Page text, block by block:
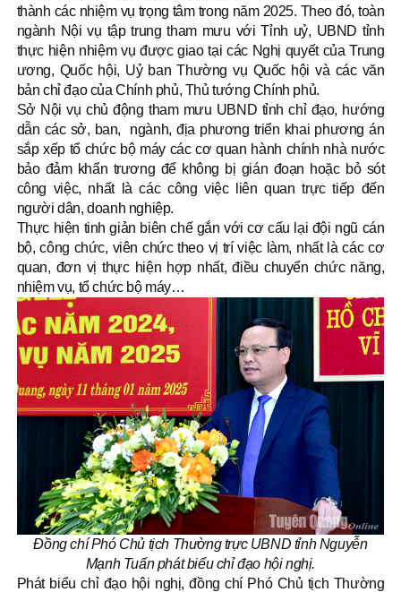
thành các nhiệm vụ trọng tâm trong năm 2025. Theo đó, toàn
ngành Nội vụ tập trung tham mưu với Tỉnh uỷ, UBND tỉnh
thực hiện nhiệm vụ được giao tại các Nghị quyết của Trung
ương, Quốc hội, Uỷ ban Thường vụ Quốc hội và các văn
bản chỉ đạo của Chính phủ, Thủ tướng Chính phủ.
Sở Nội vụ chủ động tham mưu UBND tỉnh chỉ đạo, hướng
dẫn các sở, ban, ngành, địa phương triển khai phương án
sắp xếp tổ chức bộ máy các cơ quan hành chính nhà nước
bảo đảm khẩn trương để không bị gián đoạn hoặc bỏ sót
công việc, nhất là các công việc liên quan trực tiếp đến
người dân, doanh nghiệp.
Thực hiện tinh giản biên chế gắn với cơ cấu lại đội ngũ cán
bộ, công chức, viên chức theo vị trí việc làm, nhất là các cơ
quan, đơn vị thực hiện hợp nhất, điều chuyển chức năng,
nhiệm vụ, tổ chức bộ máy…
Đồng chí Phó Chủ tịch Thường trực UBND tỉnh Nguyễn
Mạnh Tuấn phát biểu chỉ đạo hội nghị.
Phát biểu chỉ đạo hội nghị, đồng chí Phó Chủ tịch Thường